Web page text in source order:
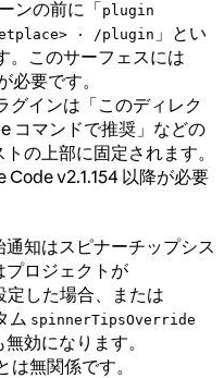
ンの前に「plugin
· /plugin 」とい
。このサーフェスには
必要です。
グインは「このディレク
コマンドで推奨」などの
の上部に固定されます。
v2.1.154 以降が必要
知はスピナーチップシス
プロジェクトが
定した場合、または
ム spinnerTipsOverride
効になります。
無関係です。